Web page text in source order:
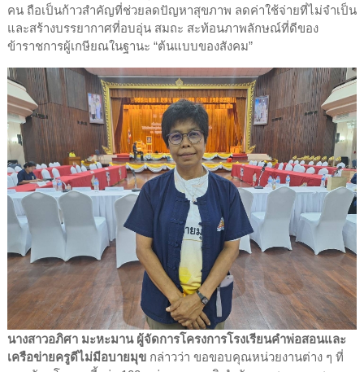
คน ถือเป็นก้าวสำคัญที่ช่วยลดปัญหาสุขภาพ ลดค่าใช้จ่ายที่ไม่จำเป็น
และสร้างบรรยากาศที่อบอุ่น สมถะ สะท้อนภาพลักษณ์ที่ดีของ
ข้าราชการผู้เกษียณในฐานะ “ต้นแบบของสังคม”
นางสาวอภิศา มะหะมาน ผู้จัดการโครงการโรงเรียนคำพ่อสอนและ
เครือข่ายครูดีไม่มีอบายมุขกล่าวว่า ขอขอบคุณหน่วยงานต่าง ๆ ที่